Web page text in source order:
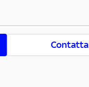
Contatta